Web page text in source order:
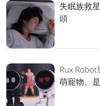
失眠族救
頭
Rux
萌寵物、